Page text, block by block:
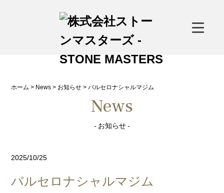
ホーム > News > お知らせ >バルセロナシャルマジム
News
- お知らせ -
2025/10/25
バルセロナシャルマジム